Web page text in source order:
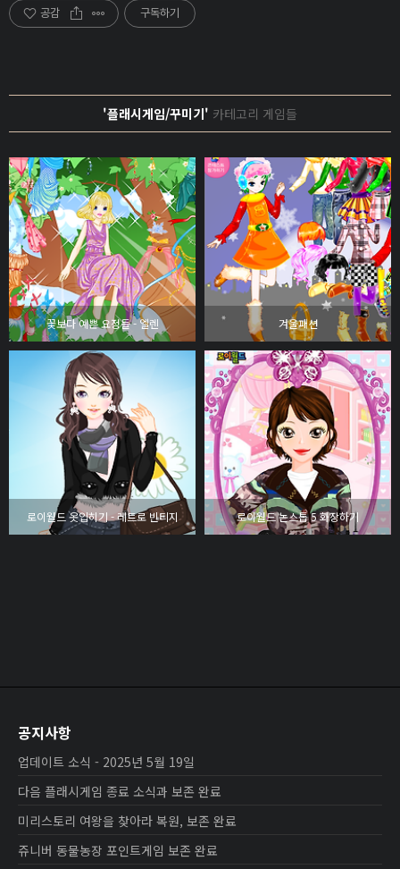
공감 구독하기
'플래시게임/꾸미기' 카테고리 게임들
꽃보다 예쁜 요정들 - 엘렌 겨울패션
로이월드 옷입히기 - 레트로 빈티지 로이월드 논스톱 5 화장하기
공지사항
업데이트 소식 - 2025년 5월 19일
다음 플래시게임 종료 소식과 보존 완료
미리스토리 여왕을 찾아라 복원, 보존 완료
쥬니버 동물농장 포인트게임 보존 완료